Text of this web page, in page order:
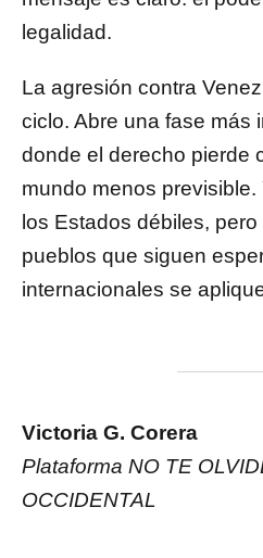
legalidad.
La agresión contra
ciclo. Abre una fase más
donde el derecho pierde
mundo menos
los Estados débiles,
pueblos que siguen
internacionales se
Victoria G. Corera
Plataforma NO TE
OCCIDENTAL